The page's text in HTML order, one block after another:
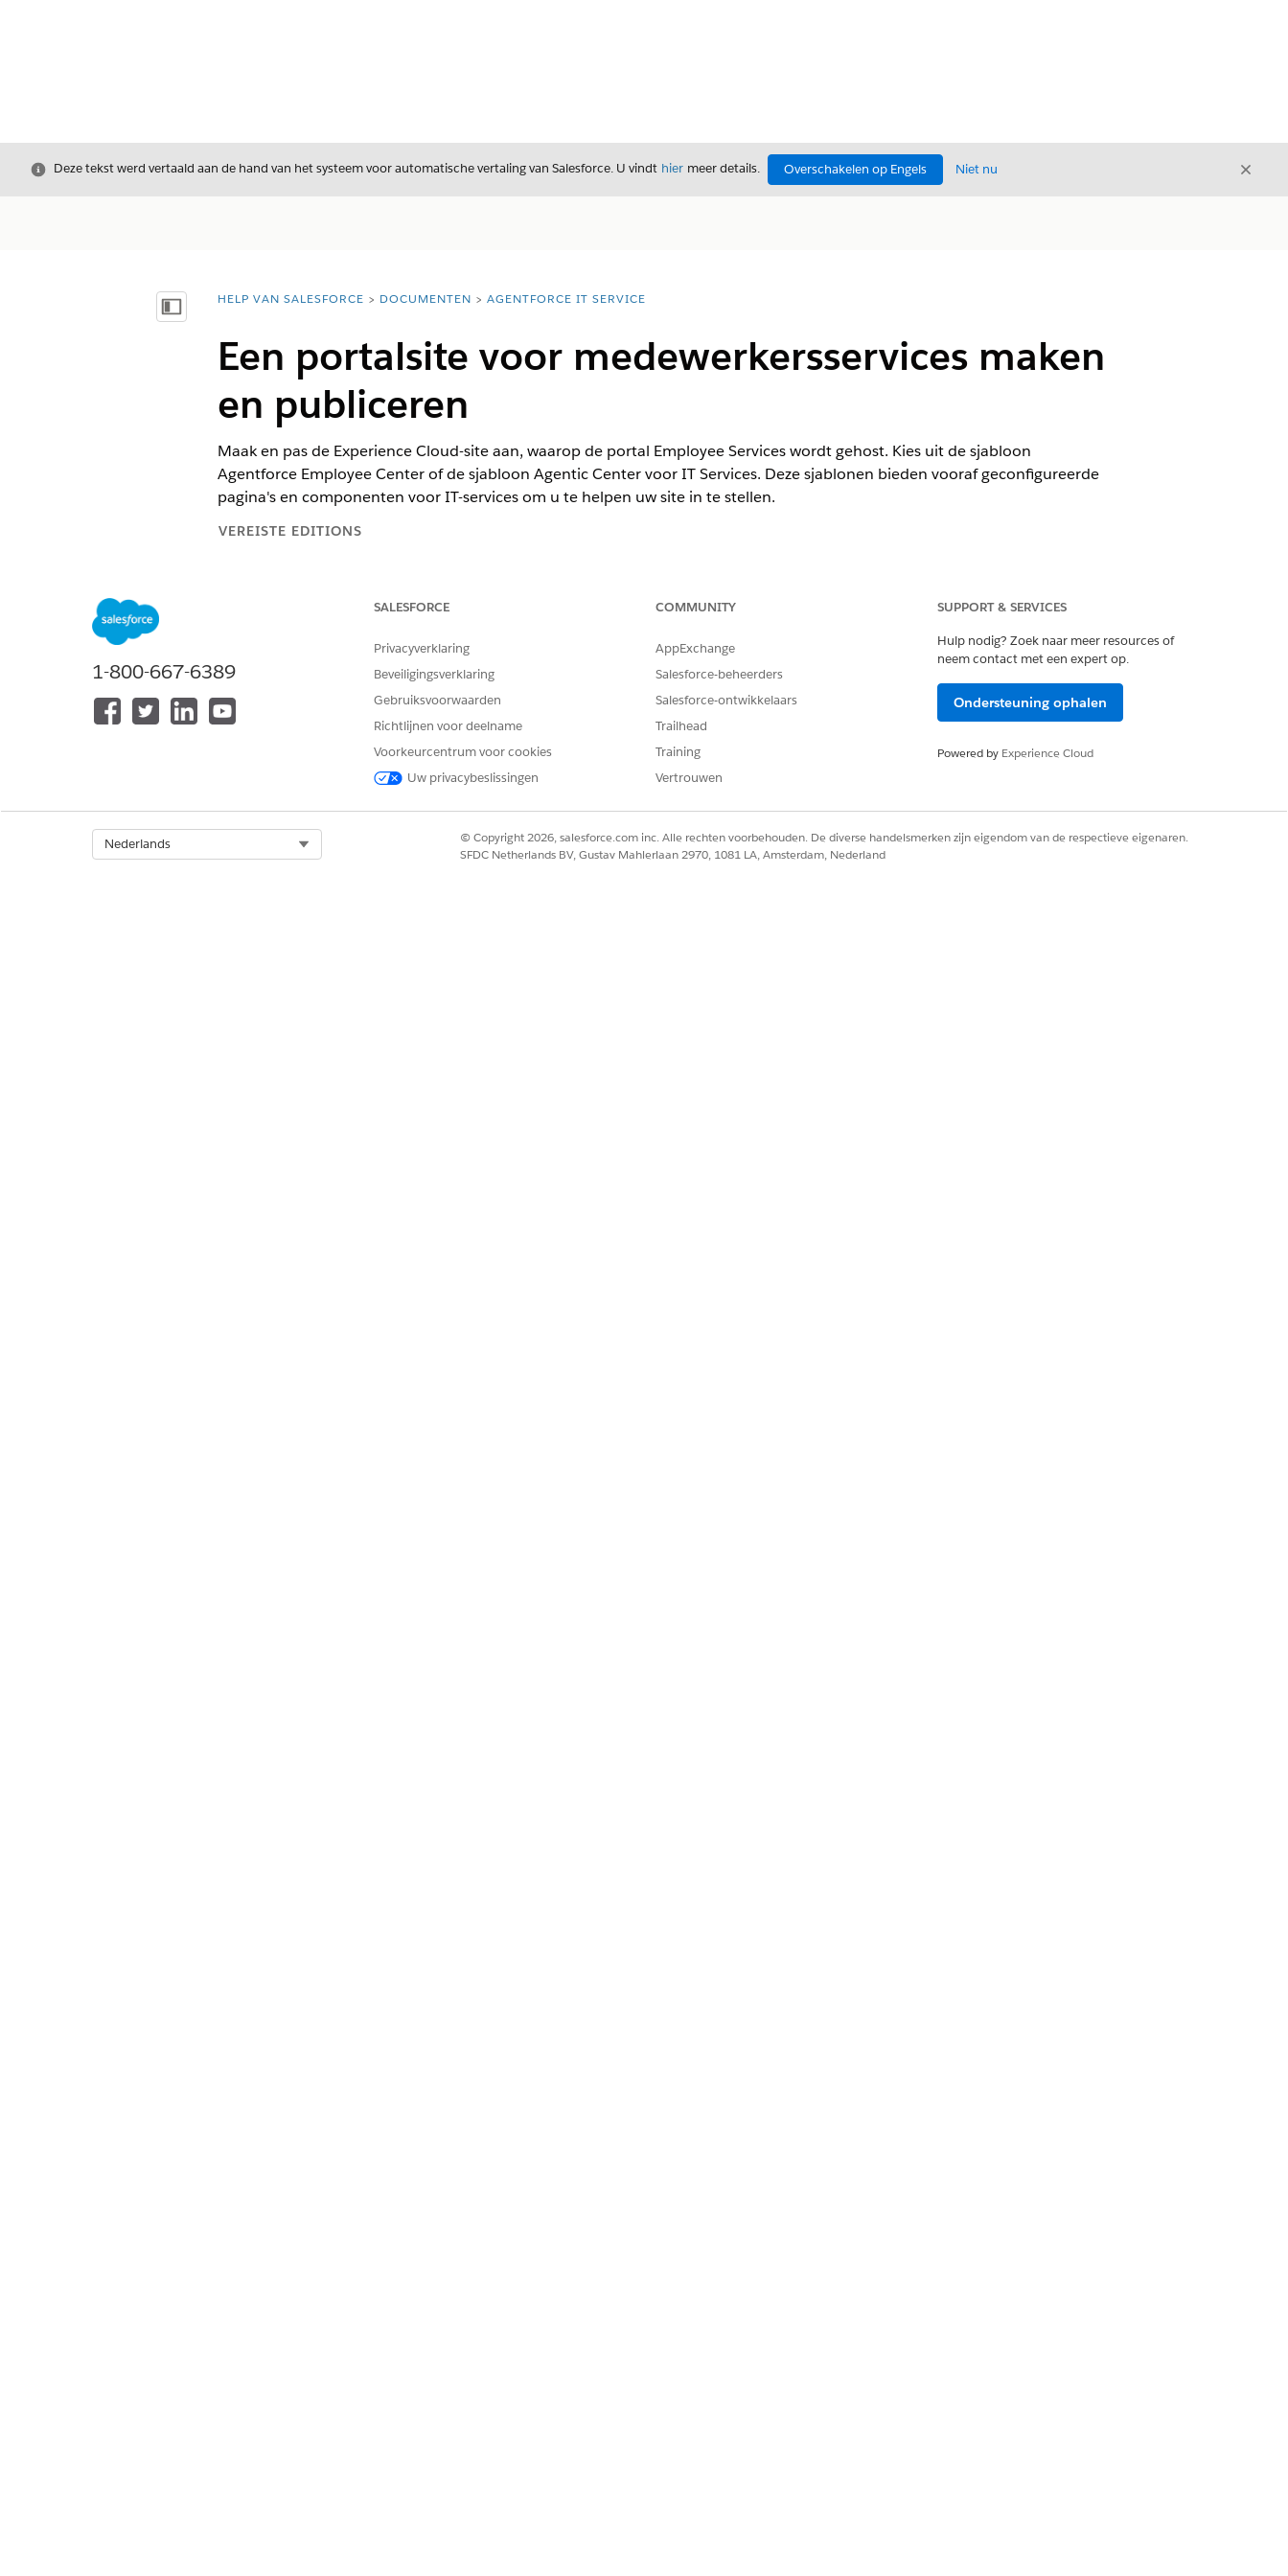
Sluiten
Deze tekst werd vertaald aan de hand van het systeem voor automatische vertaling van Salesforce. U vindt hier meer details. Overschakelen op Engels Niet nu Sluiten
Inhoudsopgave weergeven
U bent hier:
HELP VAN SALESFORCE DOCUMENTEN AGENTFORCE IT SERVICE
Een portalsite voor medewerkersservices maken
en publiceren
Maak en pas de Experience Cloud-site aan, waarop de portal Employee Services wordt gehost. Kies uit de sjabloon
Agentforce Employee Center of de sjabloon Agentic Center voor IT Services. Deze sjablonen bieden vooraf geconfigureerde
pagina's en componenten voor IT-services om u te helpen uw site in te stellen.
VEREISTE EDITIONS
Enterprise,Performance Edition met Agentforce IT Service.
VEREISTE GEBRUIKERSMACHTIGINGEN
Een Omgevingssamensteller-site maken en aanpassen: Ervaringen maken en instellen
Maak een Experience Cloud-sitevoor uw Employee Services-portal en kies een sjabloon wanneer de wizard voor het maken van de site
Gebruik voor IT Service een van de twee Experience Cloud-sjablonen:
U wordt aangeraden om de sjabloonAgentforce Employee Centerte gebruiken voor nieuwe portalsites.
1-800-667-6389
SALESFORCE
Privacyverklaring
Beveiligingsverklaring
Gebruiksvoorwaarden
Richtlijnen voor deelname
Voorkeurcentrum voor cookies
Uw privacybeslissingen
COMMUNITY
AppExchange
Salesforce-beheerders
Salesforce-ontwikkelaars
Trailhead
Training
Vertrouwen
SUPPORT & SERVICES
Hulp nodig? Zoek naar meer resources of
neem contact met een expert op.
Ondersteuning ophalen
Powered by Experience Cloud
Nederlands
© Copyright 2026, salesforce.com inc. Alle rechten voorbehouden. De diverse handelsmerken zijn eigendom van de respectieve eigenaren.
SFDC Netherlands BV, Gustav Mahlerlaan 2970, 1081 LA, Amsterdam, Nederland